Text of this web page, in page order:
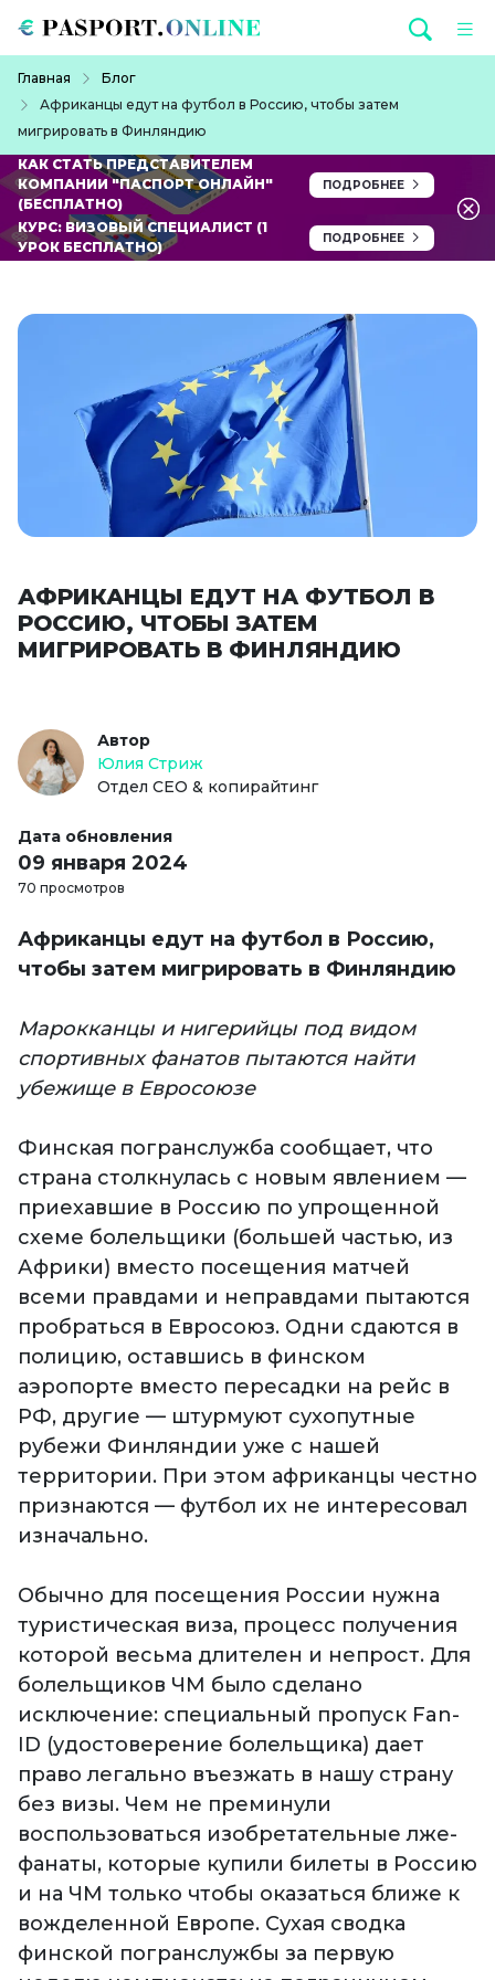
Главная
Блог
Африканцы едут на футбол в Россию, чтобы затем
мигрировать в Финляндию
КАК СТАТЬ ПРЕДСТАВИТЕЛЕМ
КОМПАНИИ "ПАСПОРТ ОНЛАЙН"
(БЕСПЛАТНО)
ПОДРОБНЕЕ
КУРС: ВИЗОВЫЙ СПЕЦИАЛИСТ (1
УРОК БЕСПЛАТНО)
ПОДРОБНЕЕ
АФРИКАНЦЫ ЕДУТ НА ФУТБОЛ В
РОССИЮ, ЧТОБЫ ЗАТЕМ
МИГРИРОВАТЬ В ФИНЛЯНДИЮ
Автор
Юлия Стриж
Отдел СЕО & копирайтинг
Дата обновления
09 января 2024
70 просмотров
Африканцы едут на футбол в Россию,
чтобы затем мигрировать в Финляндию
Марокканцы и нигерийцы под видом
спортивных фанатов пытаются найти
убежище в Евросоюзе
Финская погранслужба сообщает, что
страна столкнулась с новым явлением —
приехавшие в Россию по упрощенной
схеме болельщики (большей частью, из
Африки) вместо посещения матчей
всеми правдами и неправдами пытаются
пробраться в Евросоюз. Одни сдаются в
полицию, оставшись в финском
аэропорте вместо пересадки на рейс в
РФ, другие — штурмуют сухопутные
рубежи Финляндии уже с нашей
территории. При этом африканцы честно
признаются — футбол их не интересовал
изначально.
Обычно для посещения России нужна
туристическая виза, процесс получения
которой весьма длителен и непрост. Для
болельщиков ЧМ было сделано
исключение: специальный пропуск Fan-
ID (удостоверение болельщика) дает
право легально въезжать в нашу страну
без визы. Чем не преминули
воспользоваться изобретательные лже-
фанаты, которые купили билеты в Россию
и на ЧМ только чтобы оказаться ближе к
вожделенной Европе. Сухая сводка
финской погранслужбы за первую